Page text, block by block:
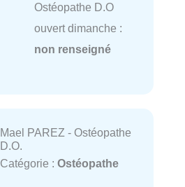
Ostéopathe D.O
ouvert dimanche :
non renseigné
Mael PAREZ - Ostéopathe
D.O.
Catégorie : Ostéopathe